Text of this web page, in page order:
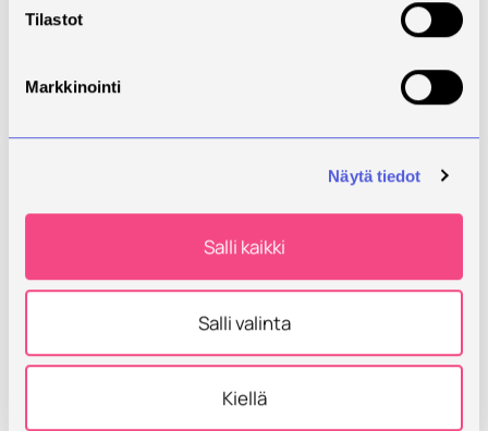
Tilastot
Markkinointi
Näytä tiedot
Salli kaikki
Salli valinta
Kiellä
Kuva 2. Kiertotalousratkaisujen mahdollisuudet
Finnforel Oy:n kiertovesiviljelyssä (Finnforel Oy,
Vihreän siirtymän
mahdollisuudet
Pohjois-Savossa
Kasperi Vuorikari kertoi maakunnassa keskustelussa
olevista vihreän siirtymän hankeaihioista kuten
sähkövarastoista, vihreän vedyn ja e-metanolin